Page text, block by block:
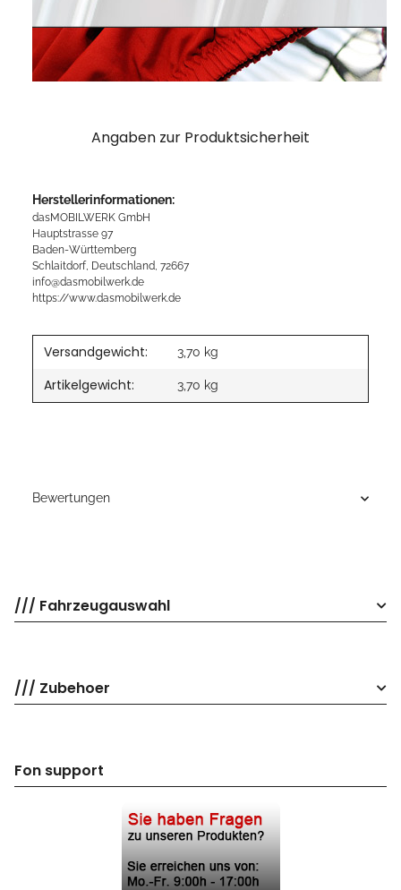
Angaben zur Produktsicherheit
Herstellerinformationen:
dasMOBILWERK GmbH
Hauptstrasse 97
Baden-Württemberg
Schlaitdorf, Deutschland, 72667
info@dasmobilwerk.de
https://www.dasmobilwerk.de
Versandgewicht: 3,70 kg
Artikelgewicht: 3,70 kg
Bewertungen
/// Fahrzeugauswahl
/// Zubehoer
Fon support